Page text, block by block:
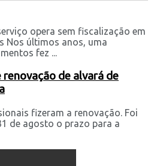
opera sem fiscalização em
Nos últimos anos, uma
fez ...
de alvará de
fizeram a renovação. Foi
de agosto o prazo para a